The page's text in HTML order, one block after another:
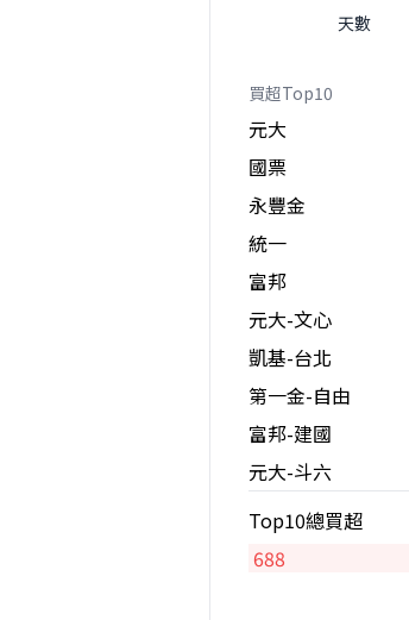
天數
買超Top10
元大
國票
永豐金
統一
富邦
元大-文心
凱基-台北
第一金-自由
富邦-建國
元大-斗六
Top10總買超
688